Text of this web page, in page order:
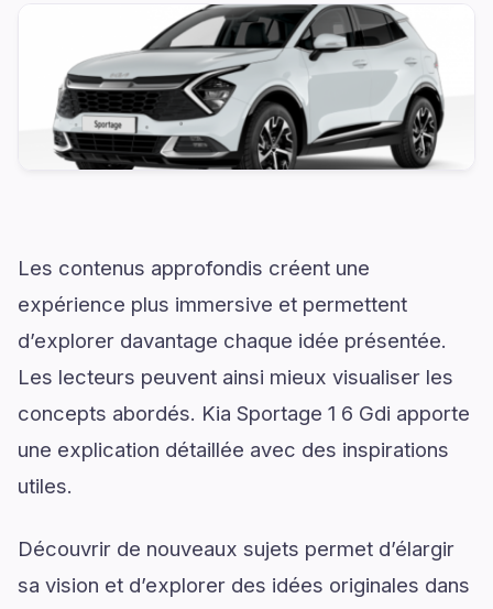
Les contenus approfondis créent une
expérience plus immersive et permettent
d’explorer davantage chaque idée présentée.
Les lecteurs peuvent ainsi mieux visualiser les
concepts abordés. Kia Sportage 1 6 Gdi apporte
une explication détaillée avec des inspirations
utiles.
Découvrir de nouveaux sujets permet d’élargir
sa vision et d’explorer des idées originales dans